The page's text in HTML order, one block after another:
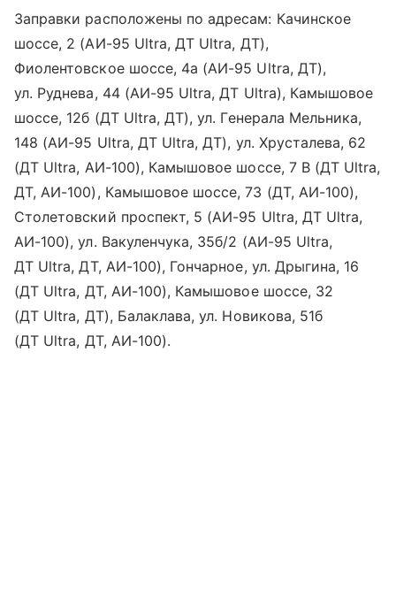
Заправки расположены по адресам: Качинское
шоссе, 2 (АИ-95 Ultra, ДТ Ultra, ДТ),
Фиолентовское шоссе, 4а (АИ-95 Ultra, ДТ),
ул. Руднева, 44 (АИ-95 Ultra, ДТ Ultra), Камышовое
шоссе, 12б (ДТ Ultra, ДТ), ул. Генерала Мельника,
148 (АИ-95 Ultra, ДТ Ultra, ДТ), ул. Хрусталева, 62
(ДТ Ultra, АИ-100), Камышовое шоссе, 7 В (ДТ Ultra,
ДТ, АИ-100), Камышовое шоссе, 73 (ДТ, АИ-100),
Столетовский проспект, 5 (АИ-95 Ultra, ДТ Ultra,
АИ-100), ул. Вакуленчука, 35б/2 (АИ-95 Ultra,
ДТ Ultra, ДТ, АИ-100), Гончарное, ул. Дрыгина, 16
(ДТ Ultra, ДТ, АИ-100), Камышовое шоссе, 32
(ДТ Ultra, ДТ), Балаклава, ул. Новикова, 51б
(ДТ Ultra, ДТ, АИ-100).